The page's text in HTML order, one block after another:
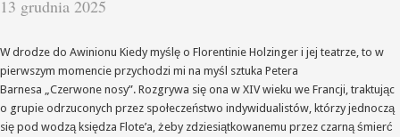
13 grudnia 2025
W drodze do Awinionu Kiedy myślę o Florentinie Holzinger i jej teatrze, to w
pierwszym momencie przychodzi mi na myśl sztuka Petera
Barnesa „Czerwone nosy”. Rozgrywa się ona w XIV wieku we Francji, traktując
o grupie odrzuconych przez społeczeństwo indywidualistów, którzy jednoczą
się pod wodzą księdza Flote’a, żeby zdziesiątkowanemu przez czarną śmierć